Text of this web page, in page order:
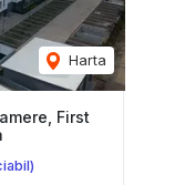
Harta
First